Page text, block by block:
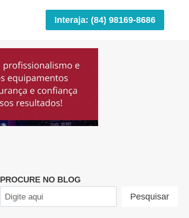
Interaja: (84) 98169-8686
PROCURE NO BLOG
Pesquisar